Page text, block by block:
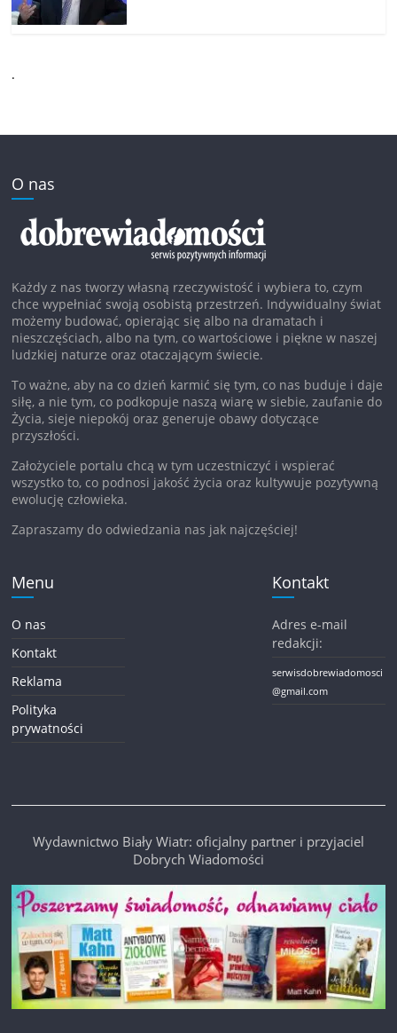
.
O nas
Każdy z nas tworzy własną rzeczywistość i wybiera to, czym
chce wypełniać swoją osobistą przestrzeń. Indywidualny świat
możemy budować, opierając się albo na dramatach i
nieszczęściach, albo na tym, co wartościowe i piękne w naszej
ludzkiej naturze oraz otaczającym świecie.
To ważne, aby na co dzień karmić się tym, co nas buduje i daje
siłę, a nie tym, co podkopuje naszą wiarę w siebie, zaufanie do
Życia, sieje niepokój oraz generuje obawy dotyczące
przyszłości.
Założyciele portalu chcą w tym uczestniczyć i wspierać
wszystko to, co podnosi jakość życia oraz kultywuje pozytywną
ewolucję człowieka.
Zapraszamy do odwiedzania nas jak najczęściej!
Menu
O nas
Kontakt
Reklama
Polityka
prywatności
Kontakt
Adres e-mail
redakcji:
serwisdobrewiadomosci
@gmail.com
Wydawnictwo Biały Wiatr: oficjalny partner i przyjaciel
Dobrych Wiadomości